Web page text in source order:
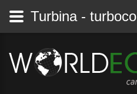
Turbina -